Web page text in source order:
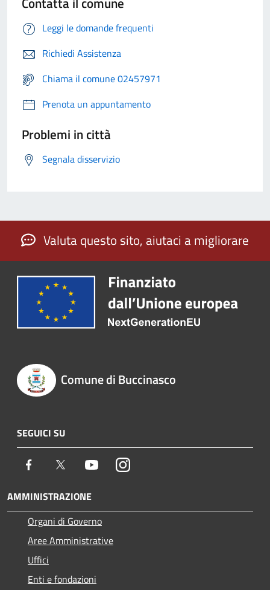
Leggi le domande frequenti
Richiedi Assistenza
Chiama il comune 02457971
Prenota un appuntamento
Problemi in città
Segnala disservizio
Valuta questo sito, aiutaci a migliorare
Comune di Buccinasco
SEGUICI SU
Facebook Twitter YoutubeInstagram
AMMINISTRAZIONE
Organi di Governo
Aree Amministrative
Uffici
Enti e fondazioni